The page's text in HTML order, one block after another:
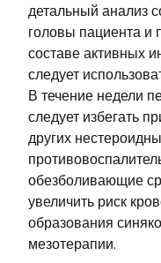
детальный анализ
головы пациента и
составе активных
следует
В течение недели
следует избегать
других
обезболивающие
увеличить риск
образования
мезотерапии.